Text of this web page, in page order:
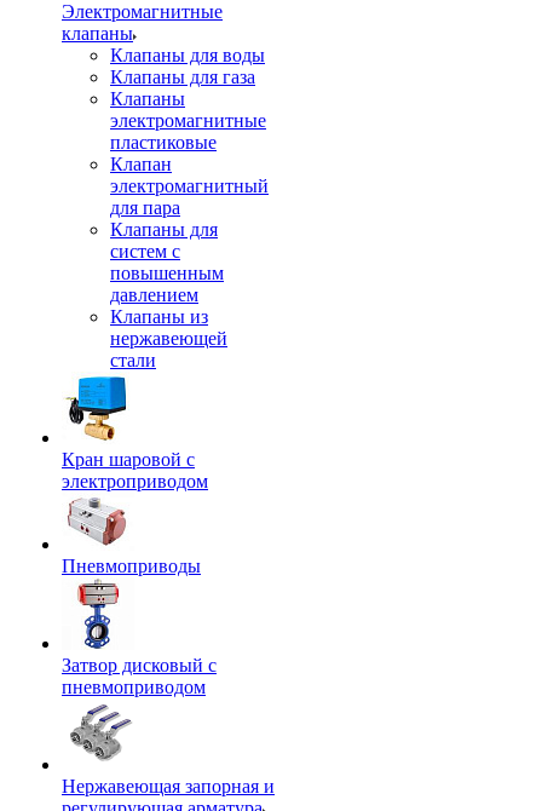
Электромагнитные
клапаны
Клапаны для воды
Клапаны для газа
Клапаны
электромагнитные
пластиковые
Клапан
электромагнитный
для пара
Клапаны для
систем с
повышенным
давлением
Клапаны из
нержавеющей
стали
Кран шаровой с
электроприводом
Пневмоприводы
Затвор дисковый с
пневмоприводом
Нержавеющая запорная и